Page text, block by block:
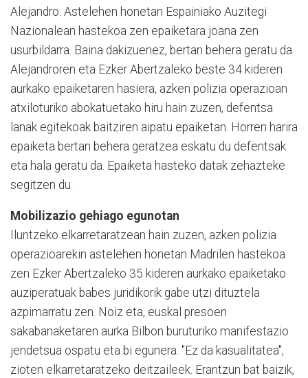
Alejandro. Astelehen honetan Espainiako Auzitegi
Nazionalean hastekoa zen epaiketara joana zen
usurbildarra. Baina dakizuenez, bertan behera geratu da
Alejandroren eta Ezker Abertzaleko beste 34 kideren
aurkako epaiketaren hasiera, azken polizia operazioan
atxiloturiko abokatuetako hiru hain zuzen, defentsa
lanak egitekoak baitziren aipatu epaiketan. Horren harira
epaiketa bertan behera geratzea eskatu du defentsak
eta hala geratu da. Epaiketa hasteko datak zehazteke
segitzen du.
Mobilizazio gehiago egunotan
Iluntzeko elkarretaratzean hain zuzen, azken polizia
operazioarekin astelehen honetan Madrilen hastekoa
zen Ezker Abertzaleko 35 kideren aurkako epaiketako
auziperatuak babes juridikorik gabe utzi dituztela
azpimarratu zen. Noiz eta, euskal presoen
sakabanaketaren aurka Bilbon buruturiko manifestazio
jendetsua ospatu eta bi egunera. "Ez da kasualitatea",
zioten elkarretaratzeko deitzaileek. Erantzun bat baizik,